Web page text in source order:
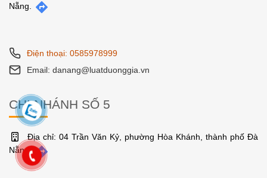
Nẵng.
Điện thoại: 0585978999
Email: danang@luatduonggia.vn
CHI NHÁNH SỐ 5
Địa chỉ: 04 Trần Văn Kỷ, phường Hòa Khánh, thành phố Đà
Nẵng.